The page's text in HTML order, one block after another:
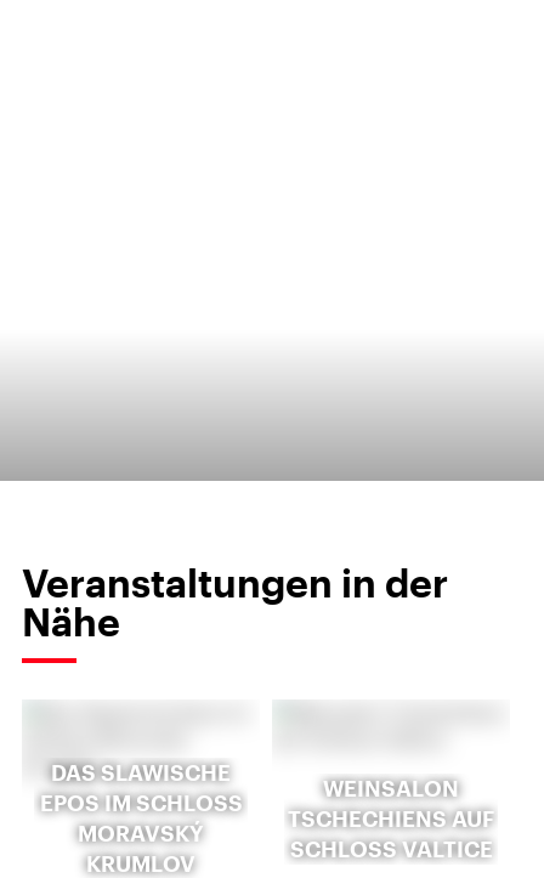
Veranstaltungen in der
Nähe
DAS SLAWISCHE
EPOS IM SCHLOSS
MORAVSKÝ
KRUMLOV
WEINSALON
TSCHECHIENS AUF
SCHLOSS VALTICE